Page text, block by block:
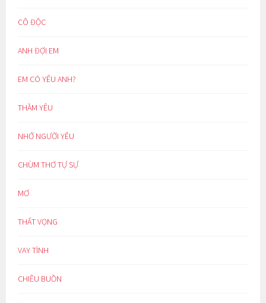
CÔ ĐỘC
ANH ĐỢI EM
EM CÓ YÊU ANH?
THẦM YÊU
NHỚ NGƯỜI YÊU
CHÙM THƠ TỰ SỰ
MƠ
THẤT VỌNG
VAY TÌNH
CHIỀU BUỒN